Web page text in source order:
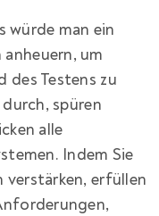
würde man ein
um
des Testens zu
spüren
alle
Indem Sie
verstärken, erfüllen